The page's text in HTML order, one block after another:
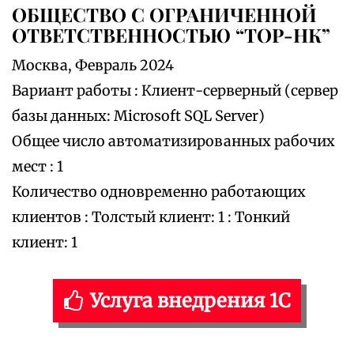
ОБЩЕСТВО С ОГРАНИЧЕННОЙ
ОТВЕТСТВЕННОСТЬЮ “ТОР-НК”
Москва, Февраль 2024
Вариант работы : Клиент-серверный (сервер
базы данных: Microsoft SQL Server)
Общее число автоматизированных рабочих
мест : 1
Количество одновременно работающих
клиентов : Толстый клиент: 1 : Тонкий
клиент: 1
Услуга внедрения 1С